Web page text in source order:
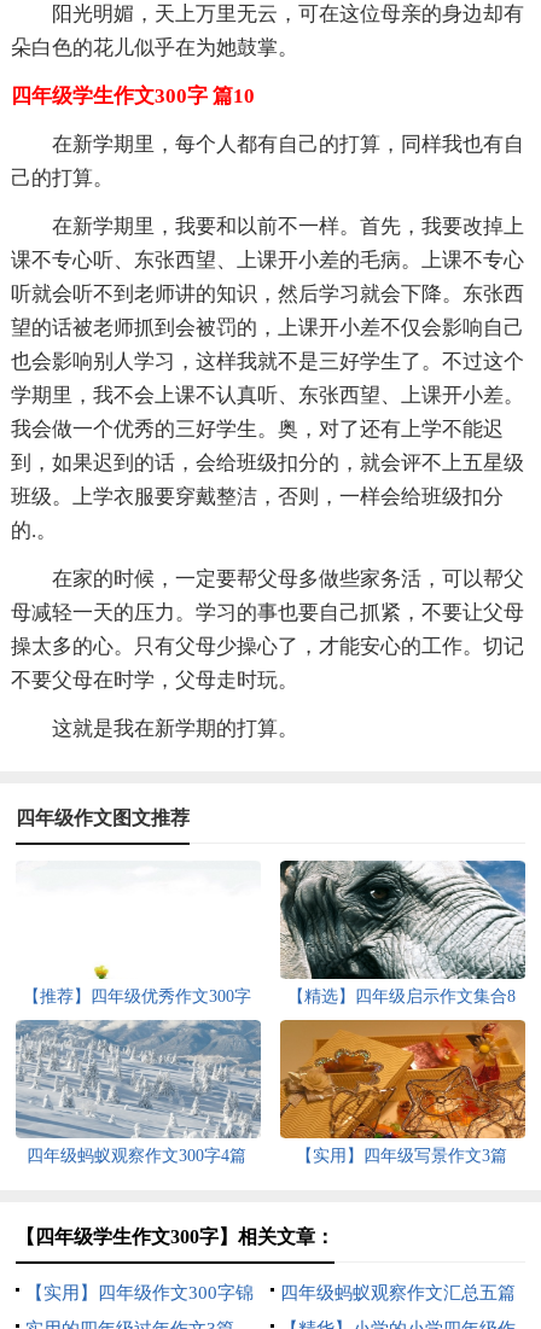
阳光明媚，天上万里无云，可在这位母亲的身边却有
朵白色的花儿似乎在为她鼓掌。
四年级学生作文300字 篇10
在新学期里，每个人都有自己的打算，同样我也有自
己的打算。
在新学期里，我要和以前不一样。首先，我要改掉上
课不专心听、东张西望、上课开小差的毛病。上课不专心
听就会听不到老师讲的知识，然后学习就会下降。东张西
望的话被老师抓到会被罚的，上课开小差不仅会影响自己
也会影响别人学习，这样我就不是三好学生了。不过这个
学期里，我不会上课不认真听、东张西望、上课开小差。
我会做一个优秀的三好学生。奥，对了还有上学不能迟
到，如果迟到的话，会给班级扣分的，就会评不上五星级
班级。上学衣服要穿戴整洁，否则，一样会给班级扣分
的.。
在家的时候，一定要帮父母多做些家务活，可以帮父
母减轻一天的压力。学习的事也要自己抓紧，不要让父母
操太多的心。只有父母少操心了，才能安心的工作。切记
不要父母在时学，父母走时玩。
这就是我在新学期的打算。
四年级作文图文推荐
【推荐】四年级优秀作文300字
汇编9篇
【精选】四年级启示作文集合8
篇
四年级蚂蚁观察作文300字4篇 【实用】四年级写景作文3篇
【四年级学生作文300字】相关文章：
【实用】四年级作文300字锦
四年级蚂蚁观察作文汇总五篇